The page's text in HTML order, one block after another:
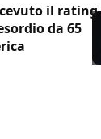
il rating
da 65